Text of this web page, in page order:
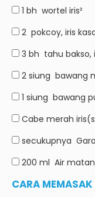
1 bh wortel iris²
2 pokcoy, iris
3 bh tahu bakso,
2 siung bawang
1 siung bawang
Cabe merah
secukupnya
200 ml Air
CARA MEMASAK